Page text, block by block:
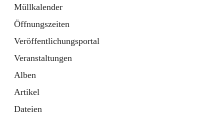
Müllkalender
Öffnungszeiten
Veröffentlichungsportal
Veranstaltungen
Alben
Artikel
Dateien
10 Schnellzugriffe